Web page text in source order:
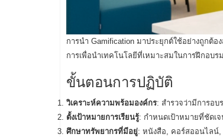
การนำ Gamification มาประยุกต์ใช้อย่างถูกต้อ
การเพื่อนำเทคโนโลยีที่เหมาะสมในการฝึกอบ
ขั้นตอนการปฏิบัติ
วิเคราะห์ความพร้อมองค์กร: สำรวจว่ามีการอบ
ตั้งเป้าหมายการเรียนรู้: กำหนดเป้าหมายที่ชัดเ
ศึกษาทรัพยากรที่มีอยู่: หนังสือ, คอร์สออนไลน์,